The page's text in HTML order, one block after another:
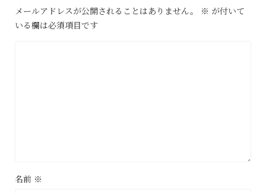
メールアドレスが公開されることはありません。 ※ が付いて
いる欄は必須項目です
名前 ※